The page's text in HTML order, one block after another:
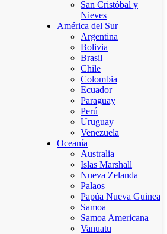
San Cristóbal y
Nieves
América del Sur
Argentina
Bolivia
Brasil
Chile
Colombia
Ecuador
Paraguay
Perú
Uruguay
Venezuela
Oceanía
Australia
Islas Marshall
Nueva Zelanda
Palaos
Papúa Nueva Guinea
Samoa
Samoa Americana
Vanuatu